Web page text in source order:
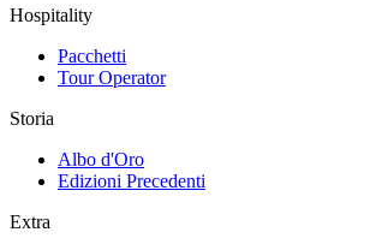
Hospitality
Pacchetti
Tour Operator
Storia
Albo d'Oro
Edizioni Precedenti
Extra